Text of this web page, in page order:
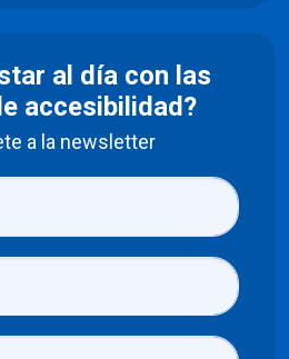
al día con las
accesibilidad?
a la newsletter